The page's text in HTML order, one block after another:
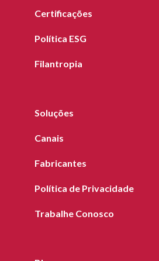
Certificações
Política ESG
Filantropia
Soluções
Canais
Fabricantes
Política de Privacidade
Trabalhe Conosco